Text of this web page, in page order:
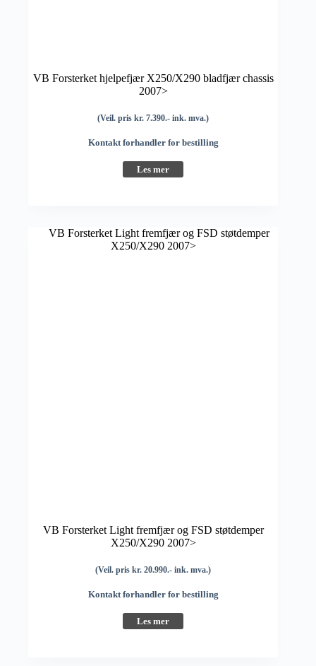
VB Forsterket hjelpefjær X250/X290 bladfjær chassis
2007>
(Veil. pris kr. 7.390.- ink. mva.)
Kontakt forhandler for bestilling
Les mer
VB Forsterket Light fremfjær og FSD støtdemper
X250/X290 2007>
(Veil. pris kr. 20.990.- ink. mva.)
Kontakt forhandler for bestilling
Les mer